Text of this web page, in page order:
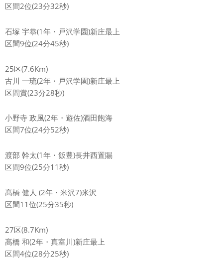
区間2位(23分32秒)
石塚 宇恭(1年・戸沢学園)新庄最上
区間9位(24分45秒)
25区(7.6Km)
古川 一琉(2年・戸沢学園)新庄最上
区間賞(23分28秒)
小野寺 政風(2年・遊佐)酒田飽海
区間7位(24分52秒)
渡部 幹太(1年・飯豊)長井西置賜
区間9位(25分11秒)
髙橋 健人 (2年・米沢7)米沢
区間11位(25分35秒)
27区(8.7Km)
髙橋 和(2年・真室川)新庄最上
区間4位(28分25秒)